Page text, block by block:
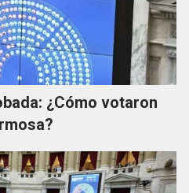
¿Cómo votaron